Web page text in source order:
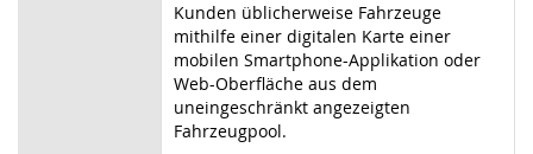
Kunden üblicherweise Fahrzeuge
mithilfe einer digitalen Karte einer
mobilen Smartphone-Applikation oder
Web-Oberfläche aus dem
uneingeschränkt angezeigten
Fahrzeugpool.